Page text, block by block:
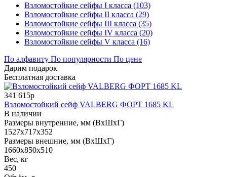
Взломостойкие сейфы I класса (103)
Взломостойкие сейфы II класса (29)
Взломостойкие сейфы III класса (35)
Взломостойкие сейфы IV класса (20)
Взломостойкие сейфы V класса (16)
По алфавиту По популярности По цене
Дарим подарок
Бесплатная доставка
341 615р
Взломостойкий сейф VALBERG ФОРТ 1685 KL
В наличии
Размеры внутренние, мм (ВхШхГ)
1527x717x352
Размеры внешние, мм (ВхШхГ)
1660x850x510
Вес, кг
450